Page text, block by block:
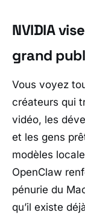
NVIDIA
grand
Vous voyez
créateurs qui
vidéo, les
et les gens
modèles
OpenClaw
pénurie du
qu’il existe